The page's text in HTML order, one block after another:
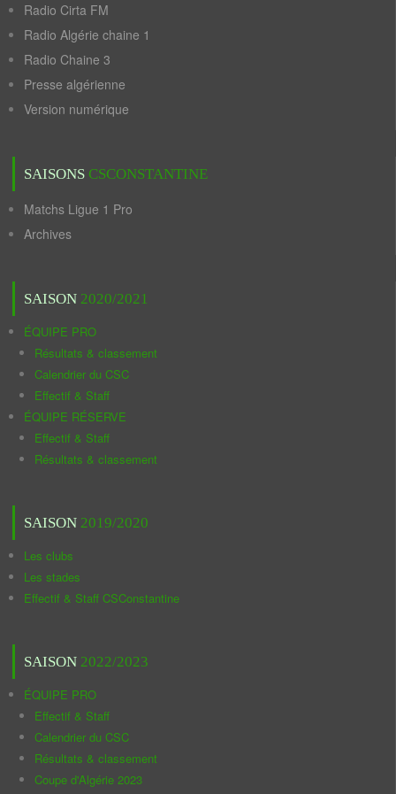
Radio Cirta FM
Radio Algérie chaine 1
Radio Chaine 3
Presse algérienne
Version numérique
SAISONS CSCONSTANTINE
Matchs Ligue 1 Pro
Archives
SAISON 2020/2021
ÉQUIPE PRO
Résultats & classement
Calendrier du CSC
Effectif & Staff
ÉQUIPE RÉSERVE
Effectif & Staff
Résultats & classement
SAISON 2019/2020
Les clubs
Les stades
Effectif & Staff CSConstantine
SAISON 2022/2023
ÉQUIPE PRO
Effectif & Staff
Calendrier du CSC
Résultats & classement
Coupe d'Algérie 2023